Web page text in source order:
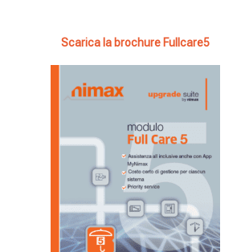
Scarica la brochure Fullcare5